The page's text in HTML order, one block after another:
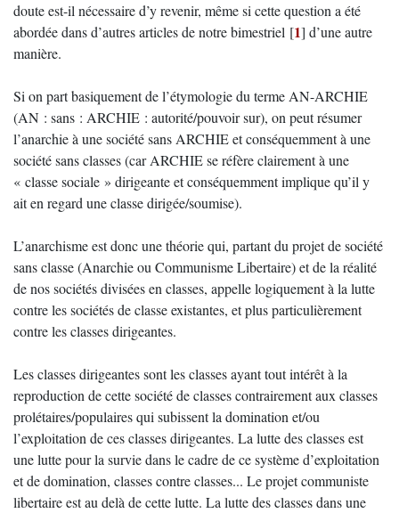
doute est-il nécessaire d’y revenir, même si cette question a été
abordée dans d’autres articles de notre bimestriel [1] d’une autre
manière.
Si on part basiquement de l’étymologie du terme AN-ARCHIE
(AN : sans : ARCHIE : autorité/pouvoir sur), on peut résumer
l’anarchie à une société sans ARCHIE et conséquemment à une
société sans classes (car ARCHIE se réfère clairement à une
« classe sociale » dirigeante et conséquemment implique qu’il y
ait en regard une classe dirigée/soumise).
L’anarchisme est donc une théorie qui, partant du projet de société
sans classe (Anarchie ou Communisme Libertaire) et de la réalité
de nos sociétés divisées en classes, appelle logiquement à la lutte
contre les sociétés de classe existantes, et plus particulièrement
contre les classes dirigeantes.
Les classes dirigeantes sont les classes ayant tout intérêt à la
reproduction de cette société de classes contrairement aux classes
prolétaires/populaires qui subissent la domination et/ou
l’exploitation de ces classes dirigeantes. La lutte des classes est
une lutte pour la survie dans le cadre de ce système d’exploitation
et de domination, classes contre classes... Le projet communiste
libertaire est au delà de cette lutte. La lutte des classes dans une